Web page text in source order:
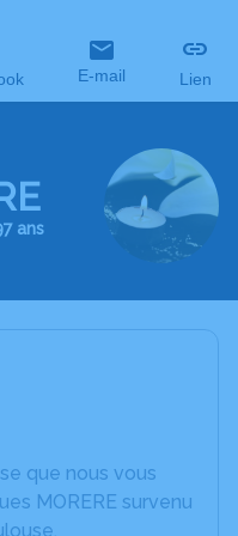
E-mail Lien
ans
que nous vous
MORERE survenu